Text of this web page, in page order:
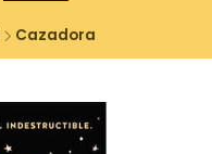
Cazadora